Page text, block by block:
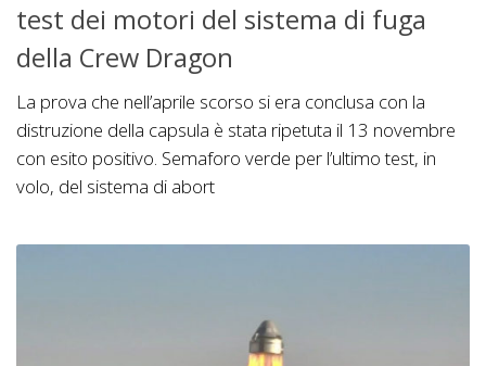
test dei motori del sistema di fuga
della Crew Dragon
La prova che nell’aprile scorso si era conclusa con la
distruzione della capsula è stata ripetuta il 13 novembre
con esito positivo. Semaforo verde per l’ultimo test, in
volo, del sistema di abort